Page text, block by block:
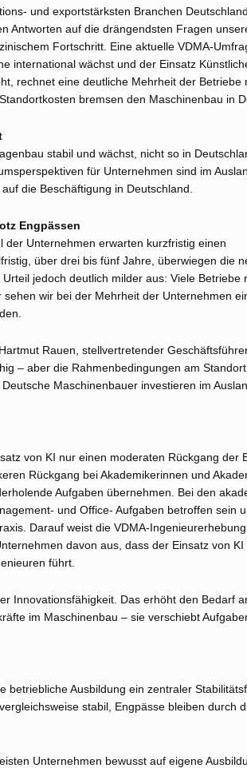
und exportstärksten Branchen
Antworten auf die drängendsten Fragen
Fortschritt. Eine aktuelle VDMA-
international wächst und der Einsatz
rechnet eine deutliche Mehrheit der Betriebe
bremsen den Maschinenbau in
stabil und wächst, nicht so in
für Unternehmen sind im
die Beschäftigung in Deutschland.
Engpässen
der Unternehmen erwarten kurzfristig einen
über drei bis fünf Jahre, überwiegen die
jedoch deutlich milder aus: Viele Betriebe
wir bei der Mehrheit der Unternehmen
Rauen, stellvertretender
– aber die Rahmenbedingungen am
Maschinenbauer investieren im
von KI nur einen moderaten Rückgang der
Rückgang bei Akademikerinnen und
Aufgaben übernehmen. Bei den
und Office- Aufgaben betroffen sein
Darauf weist die VDMA-
davon aus, dass der Einsatz von
führt.
Innovationsfähigkeit. Das erhöht den Bedarf
im Maschinenbau – sie verschiebt
betriebliche Ausbildung ein zentraler
stabil, Engpässe bleiben durch
Unternehmen bewusst auf eigene